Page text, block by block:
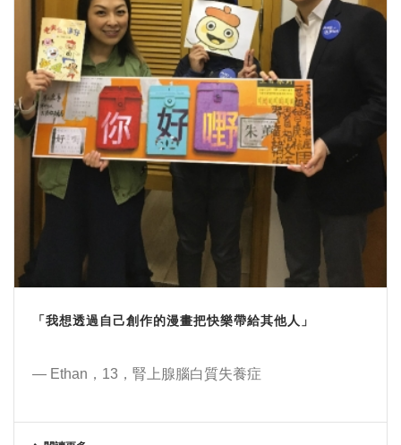
「我想透過自己創作的漫畫把快樂帶給其他人」
— Ethan，13，腎上腺腦白質失養症